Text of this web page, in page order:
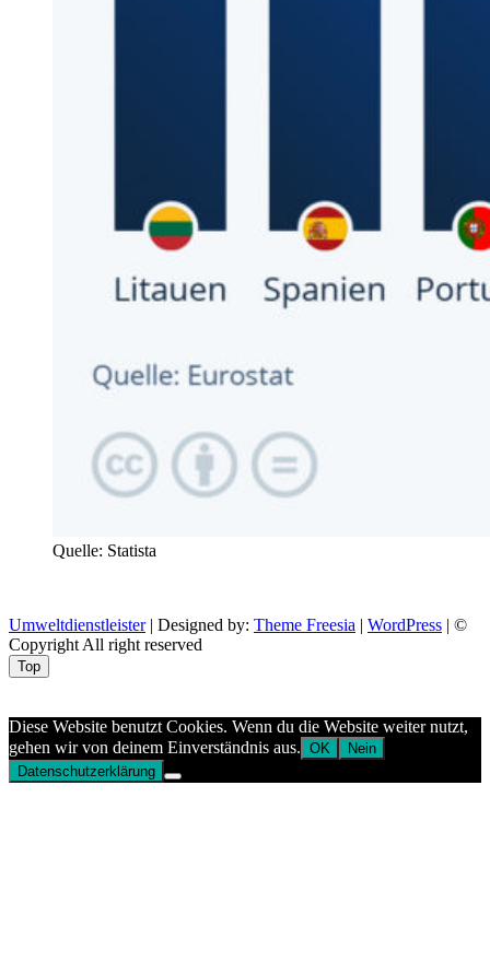
Quelle: Statista
Umweltdienstleister| Designed by: Theme Freesia | WordPress | ©
Copyright All right reserved
Top
Diese Website benutzt Cookies. Wenn du die Website weiter nutzt,
gehen wir von deinem Einverständnis aus. OK
Nein
Datenschutzerklärung